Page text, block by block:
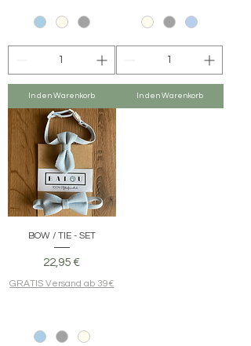
In den Warenkorb In den Warenkorb
BOW / TIE - SET
Preis
22,95 €
GRATIS Versand ab 39€